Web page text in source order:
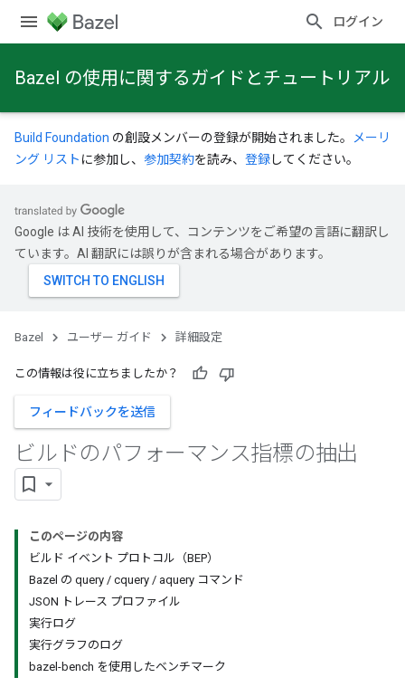
ログイン
Bazel の使用に関するガイドとチュートリアル
Build Foundation の創設メンバーの登録が開始されました。
メーリ
ング リスト に参加し、 参加契約を読み、 登録してください。
Google は AI 技術を使用して、コンテンツをご希望の言語に翻訳し
ています。AI 翻訳には誤りが含まれる場合があります。
Bazel ユーザー ガイド 詳細設定
この情報は役に立ちましたか？
フィードバックを送信
ビルドのパフォーマンス指標の抽出
このページの内容
ビルド イベント プロトコル（BEP）
Bazel の query / cquery / aquery コマンド
JSON トレース プロファイル
実行ログ
実行グラフのログ
bazel-bench を使用したベンチマーク